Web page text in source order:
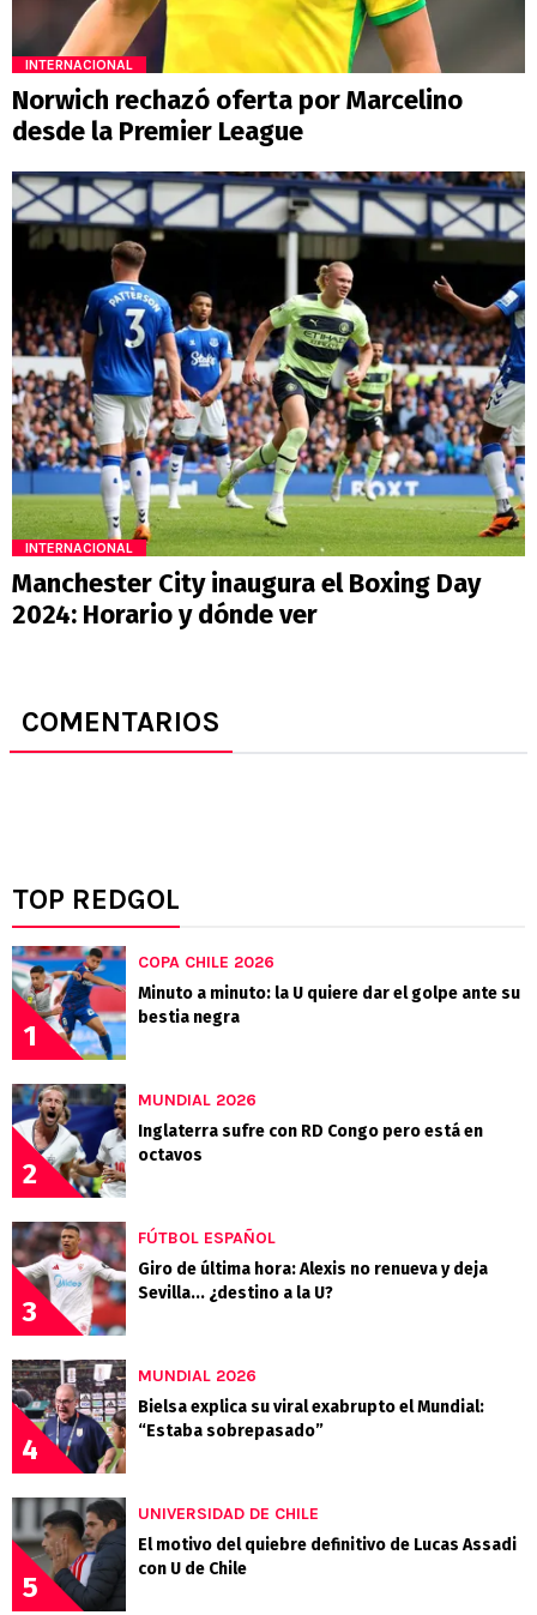
INTERNACIONAL
Norwich rechazó oferta por Marcelino
desde la Premier League
INTERNACIONAL
Manchester City inaugura el Boxing Day
2024: Horario y dónde ver
COMENTARIOS
TOP REDGOL
1
COPA CHILE 2026
Minuto a minuto: la U quiere dar el golpe ante su
bestia negra
2
MUNDIAL 2026
Inglaterra sufre con RD Congo pero está en
octavos
3
FÚTBOL ESPAÑOL
Giro de última hora: Alexis no renueva y deja
Sevilla... ¿destino a la U?
4
MUNDIAL 2026
Bielsa explica su viral exabrupto el Mundial:
“Estaba sobrepasado”
5
UNIVERSIDAD DE CHILE
El motivo del quiebre definitivo de Lucas Assadi
con U de Chile